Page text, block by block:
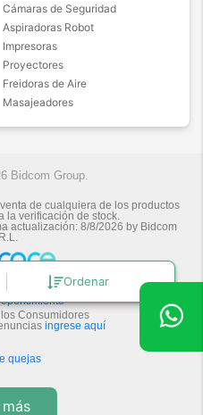
Ordenar
Cámaras de Seguridad
Aspiradoras Robot
Impresoras
Proyectores
Freidoras de Aire
Masajeadores
Bidcom Group.
de cualquiera de los productos
la verificación de stock.
actualización: 8/8/2026 by Bidcom
Consumidores
ingrese aquí
quejas